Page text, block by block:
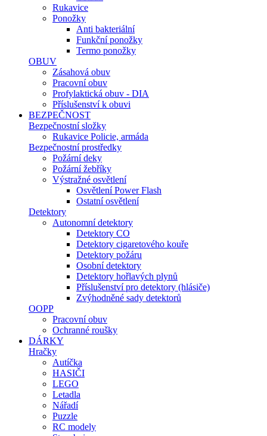
Rukavice
Ponožky
Anti bakteriální
Funkční ponožky
Termo ponožky
OBUV
Zásahová obuv
Pracovní obuv
Profylaktická obuv - DIA
Příslušenství k obuvi
BEZPEČNOST
Bezpečnostní složky
Rukavice Policie, armáda
Bezpečnostní prostředky
Požární deky
Požární žebříky
Výstražné osvětlení
Osvětlení Power Flash
Ostatní osvětlení
Detektory
Autonomní detektory
Detektory CO
Detektory cigaretového kouře
Detektory požáru
Osobní detektory
Detektory hořlavých plynů
Příslušenství pro detektory (hlásiče)
Zvýhodněné sady detektorů
OOPP
Pracovní obuv
Ochranné roušky
DÁRKY
Hračky
Autíčka
HASIČI
LEGO
Letadla
Nářadí
Puzzle
RC modely